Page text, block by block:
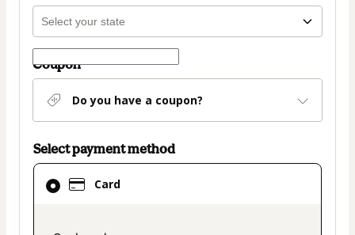
Coupon
Do you have a coupon?
Select payment method
Card
Card
selected